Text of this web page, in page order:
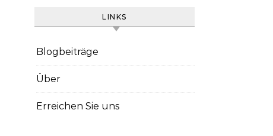
LINKS
Blogbeiträge
Über
Erreichen Sie uns